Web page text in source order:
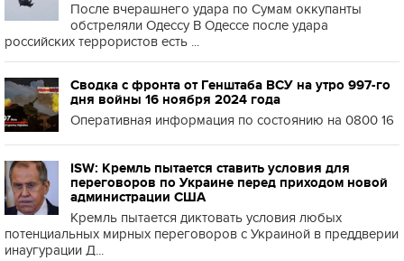
После вчерашнего удара по Сумам оккупанты
обстреляли Одессу В Одессе после удара
российских террористов есть ...
Сводка с фронта от Генштаба ВСУ на утро 997-го
дня войны 16 ноября 2024 года
Оперативная информация по состоянию на 0800 16
ISW: Кремль пытается ставить условия для
переговоров по Украине перед приходом новой
администрации США
Кремль пытается диктовать условия любых
потенциальных мирных переговоров с Украиной в преддверии
инаугурации Д...